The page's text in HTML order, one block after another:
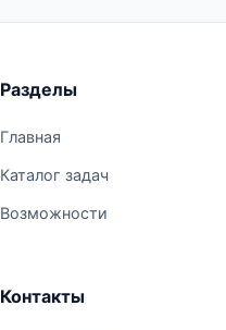
Разделы
Главная
Каталог задач
Возможности
Контакты